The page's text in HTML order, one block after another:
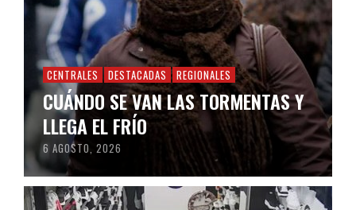
CENTRALES DESTACADAS REGIONALES
CUÁNDO SE VAN LAS TORMENTAS Y
LLEGA EL FRÍO
6 AGOSTO, 2026